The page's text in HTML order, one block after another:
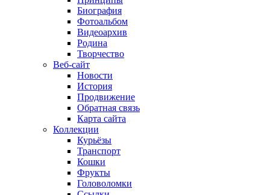
Биография
Фотоальбом
Видеоархив
Родина
Творчество
Веб-сайт
Новости
История
Продвижение
Обратная связь
Карта сайта
Коллекции
Курьёзы
Транспорт
Кошки
Фрукты
Головоломки